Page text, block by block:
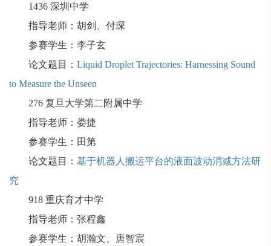
1436 深圳中学
指导老师：胡剑、付琛
参赛学生：李子玄
论文题目： Liquid Droplet Trajectories: Harnessing Sound
to Measure the Unseen
276 复旦大学第二附属中学
指导老师：娄捷
参赛学生：田第
论文题目： 基于机器人搬运平台的液面波动消减方法研
究
918 重庆育才中学
指导老师：张程鑫
参赛学生：胡瀚文、唐智宸